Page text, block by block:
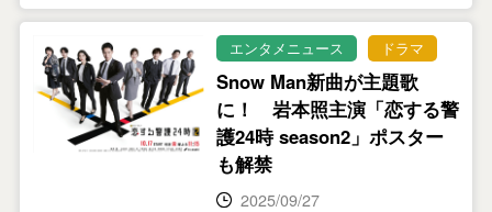
エンタメニュース ドラマ
Snow Man新曲が主題歌
に！ 岩本照主演「恋する警
護24時 season2」ポスター
も解禁
2025/09/27